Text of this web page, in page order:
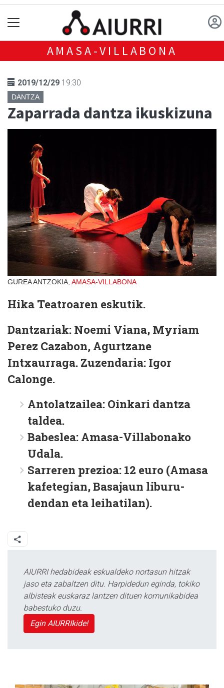
AMASA-VILLABONA
2019/12/29 19:30
DANTZA
Zaparrada dantza ikuskizuna
GUREA ANTZOKIA, AMASA-VILLABONA
Hika Teatroaren eskutik.
Dantzariak: Noemi Viana, Myriam
Perez Cazabon, Agurtzane
Intxaurraga. Zuzendaria: Igor
Calonge.
Antolatzailea: Oinkari dantza
taldea.
Babeslea: Amasa-Villabonako
Udala.
Sarreren prezioa: 12 euro (Amasa
kafetegian, Basajaun liburu-
dendan eta leihatilan).
AIURRI hedabideak eskualdeko nortasun hitzak
jaso eta zabaltzen ditu. Harpidedun eginda, tokiko
albisteak euskaraz lantzen dituen komunikabidea
babestuko duzu.
Egin AIURRIkide!